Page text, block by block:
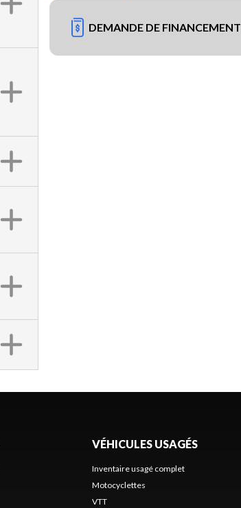
DEMANDE DE FINANCEMENT
VÉHICULES USAGÉS
Inventaire usagé complet
Motocyclettes
VTT